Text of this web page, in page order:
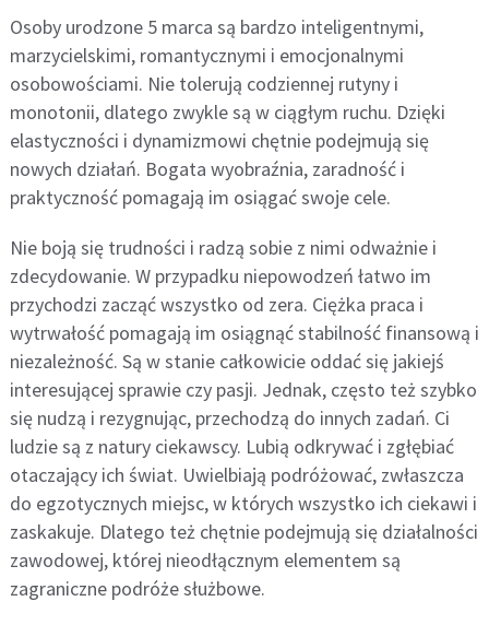
Osoby urodzone 5 marca są bardzo inteligentnymi,
marzycielskimi, romantycznymi i emocjonalnymi
osobowościami. Nie tolerują codziennej rutyny i
monotonii, dlatego zwykle są w ciągłym ruchu. Dzięki
elastyczności i dynamizmowi chętnie podejmują się
nowych działań. Bogata wyobraźnia, zaradność i
praktyczność pomagają im osiągać swoje cele.
Nie boją się trudności i radzą sobie z nimi odważnie i
zdecydowanie. W przypadku niepowodzeń łatwo im
przychodzi zacząć wszystko od zera. Ciężka praca i
wytrwałość pomagają im osiągnąć stabilność finansową i
niezależność. Są w stanie całkowicie oddać się jakiejś
interesującej sprawie czy pasji. Jednak, często też szybko
się nudzą i rezygnując, przechodzą do innych zadań. Ci
ludzie są z natury ciekawscy. Lubią odkrywać i zgłębiać
otaczający ich świat. Uwielbiają podróżować, zwłaszcza
do egzotycznych miejsc, w których wszystko ich ciekawi i
zaskakuje. Dlatego też chętnie podejmują się działalności
zawodowej, której nieodłącznym elementem są
zagraniczne podróże służbowe.